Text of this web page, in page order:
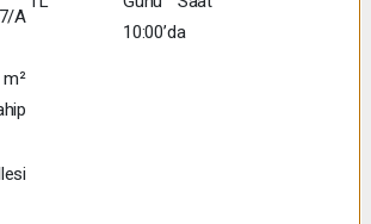
A
10:00’da